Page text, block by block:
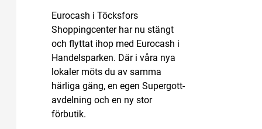
Eurocash i Töcksfors
Shoppingcenter har nu stängt
och flyttat ihop med Eurocash i
Handelsparken. Där i våra nya
lokaler möts du av samma
härliga gäng, en egen Supergott-
avdelning och en ny stor
förbutik.